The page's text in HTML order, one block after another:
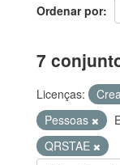
Ordenar por
7
Licenças:
Pessoas
QRSTAE